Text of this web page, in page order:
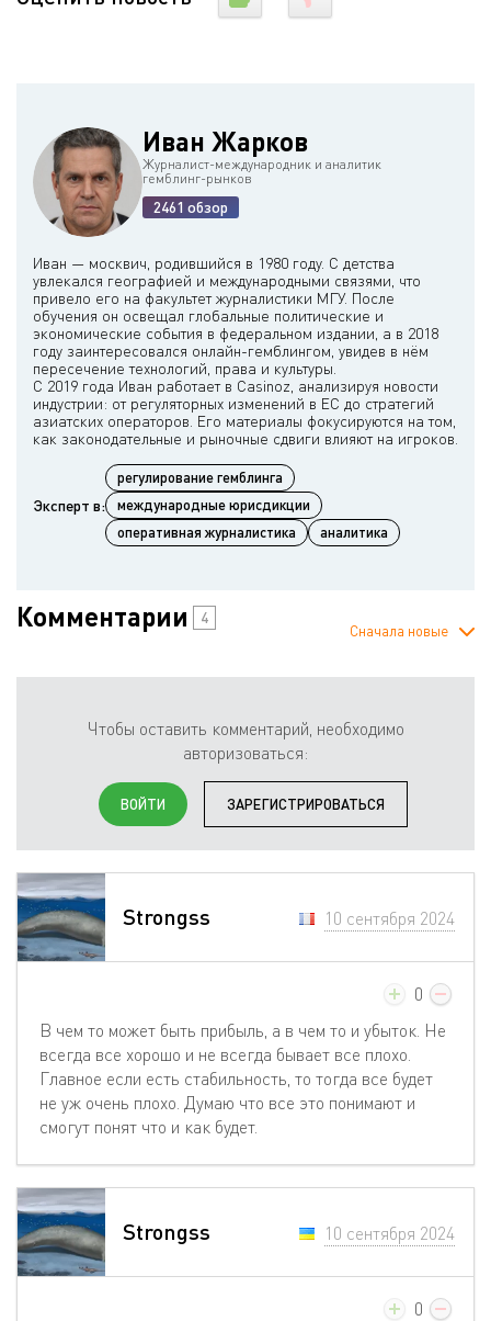
Иван Жарков
Журналист-международник и аналитик
гемблинг-рынков
2461 обзор
Иван — москвич, родившийся в 1980 году. С детства
увлекался географией и международными связями, что
привело его на факультет журналистики МГУ. После
обучения он освещал глобальные политические и
экономические события в федеральном издании, а в 2018
году заинтересовался онлайн-гемблингом, увидев в нём
пересечение технологий, права и культуры.
С 2019 года Иван работает в Casinoz, анализируя новости
индустрии: от регуляторных изменений в ЕС до стратегий
азиатских операторов. Его материалы фокусируются на том,
Эксперт в:
регулирование гемблинга
международные юрисдикции
оперативная журналистика
аналитика
Комментарии 4
Сначала новые
Чтобы оставить комментарий, необходимо
авторизоваться:
ВОЙТИ ЗАРЕГИСТРИРОВАТЬСЯ
Strongss 10 сентября 2024
0
В чем то может быть прибыль, а в чем то и убыток. Не
всегда все хорошо и не всегда бывает все плохо.
Главное если есть стабильность, то тогда все будет
не уж очень плохо. Думаю что все это понимают и
смогут понят что и как будет.
Strongss 10 сентября 2024
0